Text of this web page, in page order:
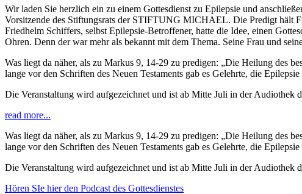
Wir laden Sie herzlich ein zu einem Gottesdienst zu Epilepsie und
Vorsitzende des Stiftungsrats der STIFTUNG MICHAEL. Die Predigt hält
Friedhelm Schiffers, selbst Epilepsie-Betroffener, hatte die Idee, einen
Ohren. Denn der war mehr als bekannt mit dem Thema. Seine Frau und
Was liegt da näher, als zu Markus 9, 14-29 zu predigen: „Die Heilung des
lange vor den Schriften des Neuen Testaments gab es Gelehrte, die
Die Veranstaltung wird aufgezeichnet und ist ab Mitte Juli in der
read more...
Was liegt da näher, als zu Markus 9, 14-29 zu predigen: „Die Heilung des
lange vor den Schriften des Neuen Testaments gab es Gelehrte, die
Die Veranstaltung wird aufgezeichnet und ist ab Mitte Juli in der
Hören SIe hier den Podcast des Gottesdienstes